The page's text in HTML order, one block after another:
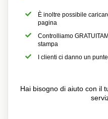
È inoltre possibile
pagina
Controlliamo
stampa
I clienti ci danno un
Hai bisogno di aiuto con il